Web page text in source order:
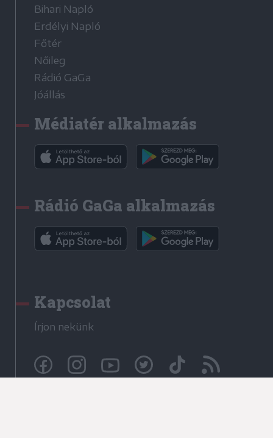
Bihari Napló
Erdélyi Napló
Főtér
Nőileg
Rádió GaGa
Jóállás
Médiatér alkalmazás
Rádió GaGa alkalmazás
Kapcsolat
Írjon nekünk